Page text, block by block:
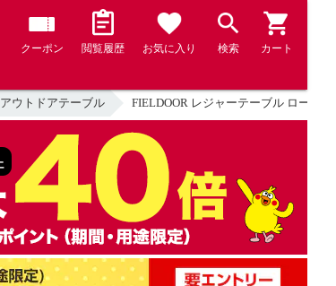
クーポン 閲覧履歴 お気に入り 検索 カート
アウトドアテーブル FIELDOOR レジャーテーブル ロール